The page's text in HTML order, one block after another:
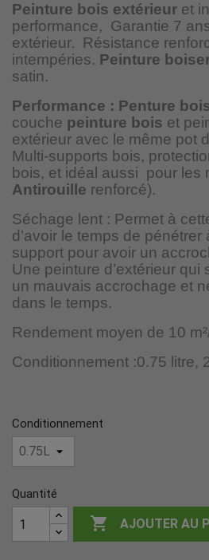
Peinture bois extérieur et
performance, Garantie 7
extérieur.
Résistance
intempéries. Peinture
satin.
Performance : Penture
couche peinture bois et
extérieur avec le même pot
Multi-supports bois,
bois, et idéal aussi pour les
Antirouille renforcé).
Séchage lent : Permet à
d’avoir le temps de pénétrer
support pour avoir un
Une peinture d’extérieur qui
un mauvais accrochage et
dans le temps.
Rendement moyen de 10
Conditionnement :0.75 litre,
Conditionnement
Quantité
 AJOUTER AU